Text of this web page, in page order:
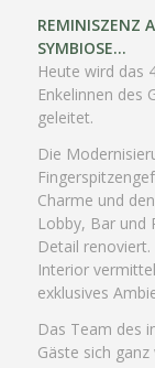
REMINISZENZ
SYMBIOSE…
Heute wird das
Enkelinnen des
geleitet.
Die
Charme und
Lobby, Bar und
Detail
Interior
exklusives
Das Team des
Gäste sich